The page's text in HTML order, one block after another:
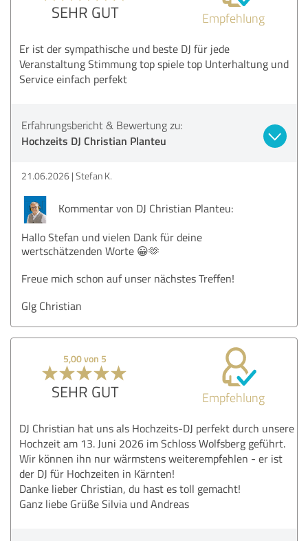
SEHR GUT Empfehlung
Er ist der sympathische und beste DJ für jede
Veranstaltung Stimmung top spiele top Unterhaltung und
Service einfach perfekt
Erfahrungsbericht & Bewertung zu:
Hochzeits DJ Christian Planteu
21.06.2026 Stefan K.
Kommentar von DJ Christian Planteu:
Hallo Stefan und vielen Dank für deine
wertschätzenden Worte 😀🫶
Freue mich schon auf unser nächstes Treffen!
Glg Christian
5,00 von 5
SEHR GUT Empfehlung
DJ Christian hat uns als Hochzeits-DJ perfekt durch unsere
Hochzeit am 13. Juni 2026 im Schloss Wolfsberg geführt.
Wir können ihn nur wärmstens weiterempfehlen - er ist
der DJ für Hochzeiten in Kärnten!
Danke lieber Christian, du hast es toll gemacht!
Ganz liebe Grüße Silvia und Andreas